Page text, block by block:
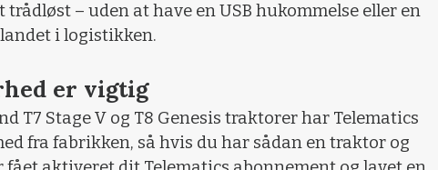
trådløst – uden at have en USB hukommelse eller en
i logistikken.
er vigtig
T7 Stage V og T8 Genesis traktorer har Telematics
fra fabrikken, så hvis du har sådan en traktor og